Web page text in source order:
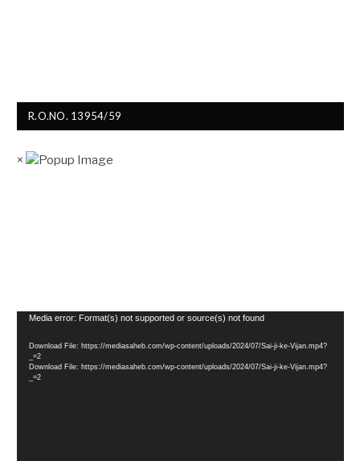
R.O.NO. 13954/59
×
Video
Media error: Format(s) not supported or source(s) not found
Download File: https://mediasaheb.com/wp-content/uploads/2024/07/Sai-ji-ke-Vijan.mp4?
_=2
Download File: https://mediasaheb.com/wp-content/uploads/2024/07/Sai-ji-ke-Vijan.mp4?
_=2